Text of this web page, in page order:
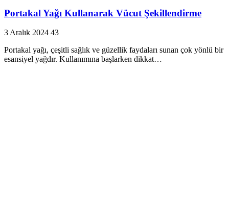
Portakal Yağı Kullanarak Vücut Şekillendirme
3 Aralık 2024 43
Portakal yağı, çeşitli sağlık ve güzellik faydaları sunan çok yönlü bir
esansiyel yağdır. Kullanımına başlarken dikkat…